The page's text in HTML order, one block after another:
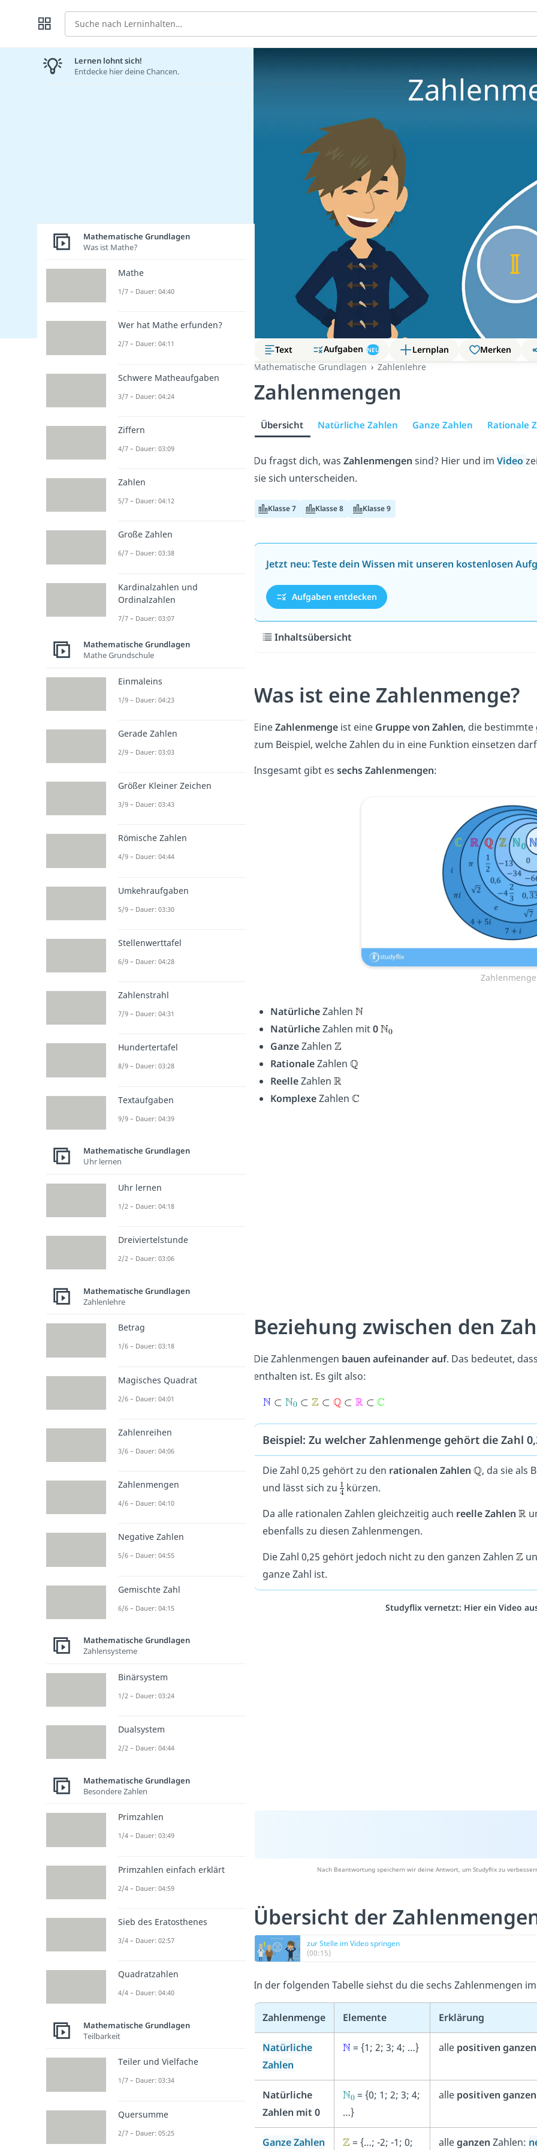
Suche
Text Aufgaben NEU Lernplan
Merken
Mathematische Grundlagen
Zahlenlehre
Zahlenmengen
Übersicht Natürliche Zahlen Ganze Zahlen Rationale
Du fragst dich, was Zahlenmengen sind? Hier und im Video
sie sich unterscheiden.
Klasse 7 Klasse 8 Klasse 9
Jetzt neu: Teste dein Wissen mit unseren kostenlosen
Aufgaben entdecken
Inhaltsübersicht
Was ist eine Zahlenmenge?
EineZahlenmengeist eine Gruppe von Zahlen, die bestimmte
zum Beispiel, welche Zahlen du in eine Funktion einsetzen
Insgesamt gibt es sechs Zahlenmengen:
NatürlicheZahlen
NatürlicheZahlen mit0
GanzeZahlen
RationaleZahlen
ReelleZahlen
KomplexeZahlen
Beziehung zwischen den
Die Zahlenmengen bauen aufeinander auf. Das bedeutet,
enthalten ist. Es gilt also:
Beispiel: Zu welcher Zahlenmenge gehört die Zahl
Die Zahl 0,25 gehört zu den rationalen Zahlen
, da sie als
und lässt sich zu kürzen.
Da alle rationalen Zahlen gleichzeitig auch reelle Zahlen
ebenfalls zu diesen Zahlenmengen.
Die Zahl 0,25 gehört jedoch nicht zu den ganzen Zahlen
ganze Zahl ist.
Studyflix vernetzt: Hier ein Video
Nach Beantwortung speichern wir deine Antwort, um Studyflix zu
Übersicht der
zur Stelle im Video springen
(00:15)
In der folgenden Tabelle siehst du die sechs Zahlenmengen
Zahlenmenge Elemente Erklärung
Natürliche
Zahlen
= {1; 2; 3; 4; …} alle positiven ganzen
Natürliche
Zahlen mit 0
= {0; 1; 2; 3; 4;
…}
alle positiven ganzen
Ganze Zahlen = {…; -2; -1; 0; alleganzen Zahlen:
Lernen lohnt sich!
Entdecke hier deine Chancen.
Mathematische Grundlagen
Was ist Mathe?
Mathe
1/7 – Dauer: 04:40
Wer hat Mathe erfunden?
2/7 – Dauer: 04:11
Schwere Matheaufgaben
3/7 – Dauer: 04:24
Ziffern
4/7 – Dauer: 03:09
Zahlen
5/7 – Dauer: 04:12
Große Zahlen
6/7 – Dauer: 03:38
Kardinalzahlen und
Ordinalzahlen
7/7 – Dauer: 03:07
Mathematische Grundlagen
Mathe Grundschule
Einmaleins
1/9 – Dauer: 04:23
Gerade Zahlen
2/9 – Dauer: 03:03
Größer Kleiner Zeichen
3/9 – Dauer: 03:43
Römische Zahlen
4/9 – Dauer: 04:44
Umkehraufgaben
5/9 – Dauer: 03:30
Stellenwerttafel
6/9 – Dauer: 04:28
Zahlenstrahl
7/9 – Dauer: 04:31
Hundertertafel
8/9 – Dauer: 03:28
Textaufgaben
9/9 – Dauer: 04:39
Mathematische Grundlagen
Uhr lernen
Uhr lernen
1/2 – Dauer: 04:18
Dreiviertelstunde
2/2 – Dauer: 03:06
Mathematische Grundlagen
Zahlenlehre
Betrag
1/6 – Dauer: 03:18
Magisches Quadrat
2/6 – Dauer: 04:01
Zahlenreihen
3/6 – Dauer: 04:06
Zahlenmengen
4/6 – Dauer: 04:10
Negative Zahlen
5/6 – Dauer: 04:55
Gemischte Zahl
6/6 – Dauer: 04:15
Mathematische Grundlagen
Zahlensysteme
Binärsystem
1/2 – Dauer: 03:24
Dualsystem
2/2 – Dauer: 04:44
Mathematische Grundlagen
Besondere Zahlen
Primzahlen
1/4 – Dauer: 03:49
Primzahlen einfach erklärt
2/4 – Dauer: 04:59
Sieb des Eratosthenes
3/4 – Dauer: 02:57
Quadratzahlen
4/4 – Dauer: 04:40
Mathematische Grundlagen
Teilbarkeit
Teiler und Vielfache
1/7 – Dauer: 03:34
Quersumme
2/7 – Dauer: 05:25